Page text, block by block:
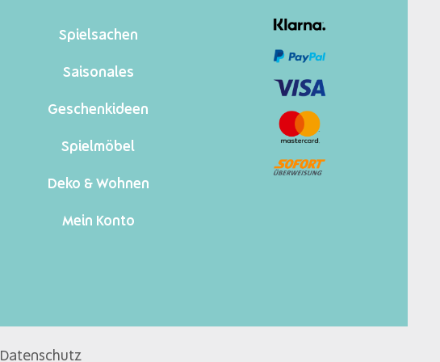
Spielsachen
Saisonales
Geschenkideen
Spielmöbel
Deko & Wohnen
Mein Konto
Datenschutz